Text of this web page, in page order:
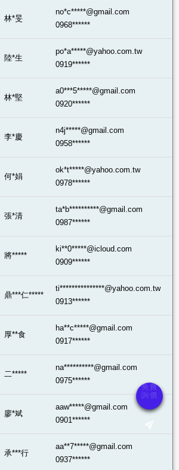
林*旻
no*c*****@gmail.com
0968******
陸*生
po*a*****@yahoo.com.tw
0919******
林*堅
a0***5*****@gmail.com
0920******
李*慶
n4j*****@gmail.com
0958******
何*娟
ok*t*****@yahoo.com.tw
0978******
張*清
ta*b**********@gmail.com
0987******
將*****
ki**0*****@icloud.com
0909******
鼎***仁*****
ti***************@yahoo.com.tw
0913******
厚**食
ha**c*****@gmail.com
0917******
二*****
na**********@gmail.com
0975******
廖*斌
aaw*****@gmail.com
0901******
承***行
aa**7*****@gmail.com
0937******